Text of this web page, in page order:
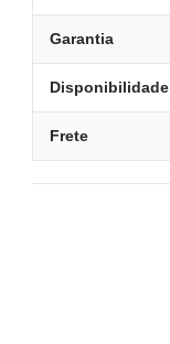
Garantia
Disponibilidade
Frete